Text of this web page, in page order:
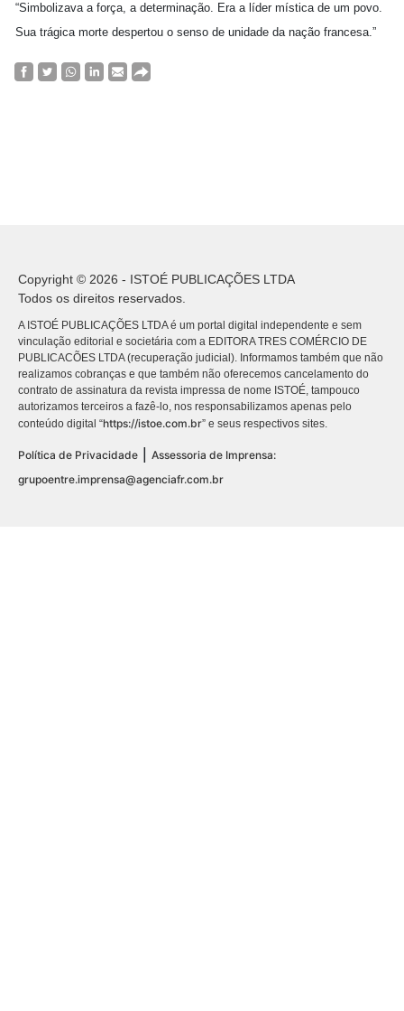
“Simbolizava a força, a determinação. Era a líder mística de um povo.
Sua trágica morte despertou o senso de unidade da nação francesa.”
Copyright © 2026 - ISTOÉ PUBLICAÇÕES LTDA
Todos os direitos reservados.
A ISTOÉ PUBLICAÇÕES LTDA é um portal digital independente e sem
vinculação editorial e societária com a EDITORA TRES COMÉRCIO DE
PUBLICACÕES LTDA (recuperação judicial). Informamos também que não
realizamos cobranças e que também não oferecemos cancelamento do
contrato de assinatura da revista impressa de nome ISTOÉ, tampouco
autorizamos terceiros a fazê-lo, nos responsabilizamos apenas pelo
conteúdo digital “https://istoe.com.br” e seus respectivos sites.
Política de Privacidade
Assessoria de Imprensa:
grupoentre.imprensa@agenciafr.com.br